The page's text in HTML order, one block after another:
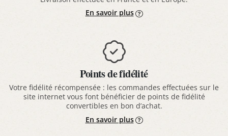
En savoir plus
Points de fidélité
Votre fidélité récompensée : les commandes effectuées sur le
site internet vous font bénéficier de points de fidélité
convertibles en bon d’achat.
En savoir plus